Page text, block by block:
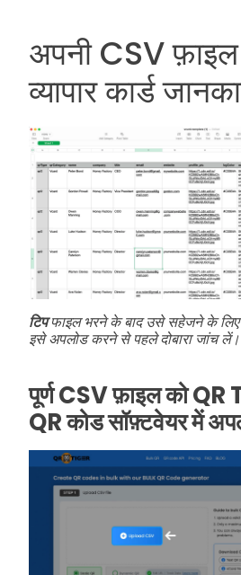
अपनी CSV
व्यापार कार्ड
टिपफाइल भरने के बाद उसे सहेजने के
इसे अपलोड करने से पहले दोबारा जांच लें।
पूर्ण CSV फ़ाइल को QR
QR कोड सॉफ़्टवेयर में